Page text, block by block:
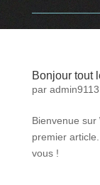
Bonjour tout
par admin9113
Bienvenue sur
premier
vous !